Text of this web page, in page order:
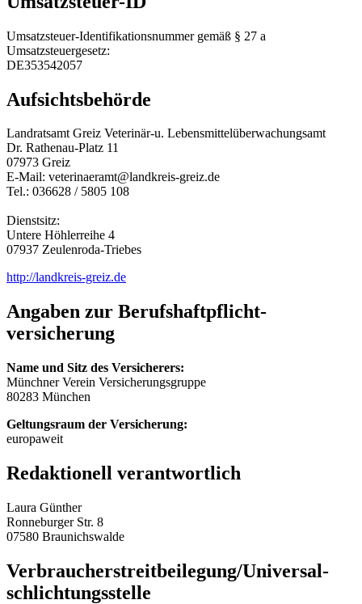
Umsatzsteuer-Identifikationsnummer gemäß § 27 a
Umsatzsteuergesetz:
DE353542057
Aufsichtsbehörde
Landratsamt Greiz Veterinär-u. Lebensmittelüberwachungsamt
Dr. Rathenau-Platz 11
07973 Greiz
E-Mail: veterinaeramt@landkreis-greiz.de
Tel.: 036628 / 5805 108
Dienstsitz:
Untere Höhlerreihe 4
07937 Zeulenroda-Triebes
http://landkreis-greiz.de
Angaben zur Berufs­haftpflicht­
versicherung
Name und Sitz des Versicherers:
Münchner Verein Versicherungsgruppe
80283 München
Geltungsraum der Versicherung:
europaweit
Redaktionell verantwortlich
Laura Günther
Ronneburger Str. 8
07580 Braunichswalde
Verbraucher­streit­beilegung/Universal­
schlichtungs­stelle